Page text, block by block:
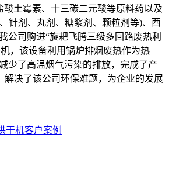
酸土霉素、十三碳二元酸等原料药以及
针剂、丸剂、糖浆剂、颗粒剂等)、西
公司购进“旋耙飞腾三级多回路废热利
，该设备利用锅炉排烟废热作为热
少了高温烟气污染的排放，完成了产
解决了该公司环保难题，为企业的发展
干机客户案例